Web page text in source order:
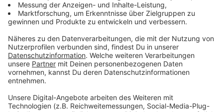
sammeln. Bitte lesen Sie die
Details durch und stimmen Sie der
Video anzusehen.
Mehr Informationen
powered byUsercentrics Consent
Nur Wynonna kann mit dem Peacemaker umgehen –
glaubt sie zumindest.
Anzeige